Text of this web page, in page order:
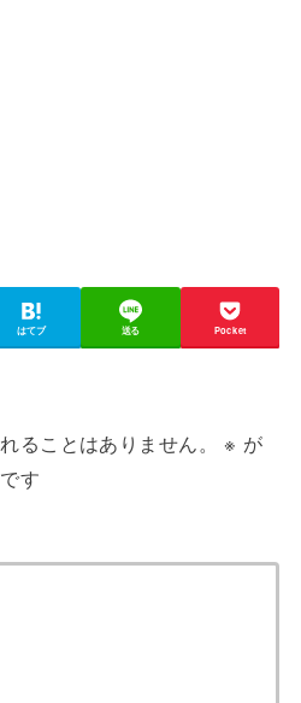
はてブ 送る Pocket
ることはありません。 ※ が
す